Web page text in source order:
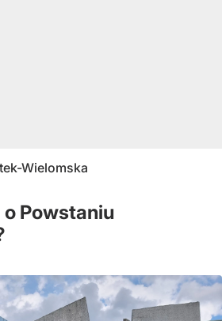
Wielomska
Powstaniu